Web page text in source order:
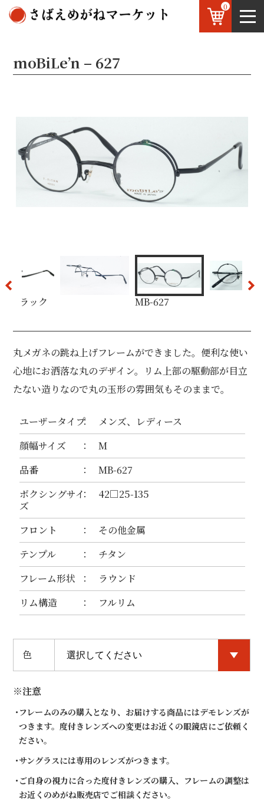
鯖江のめがね
お知らせ
0
moBiLe’n – 627
ブラック MB-627
丸メガネの跳ね上げフレームができました。便利な使い
心地にお洒落な丸のデザイン。リム上部の駆動部が目立
たない造りなので丸の玉形の雰囲気もそのままで。
ユーザータイプ
メンズ、レディース
顔幅サイズ
M
品番
MB-627
ボクシングサイ
ズ
42□25-135
フロント
その他金属
テンプル
チタン
フレーム形状
ラウンド
リム構造
フルリム
色
※注意
フレームのみの購入となり、お届けする商品にはデモレンズが
つきます。度付きレンズへの変更はお近くの眼鏡店にご依頼く
ださい。
サングラスには専用のレンズがつきます。
ご自身の視力に合った度付きレンズの購入、フレームの調整は
お近くのめがね販売店でご相談ください。